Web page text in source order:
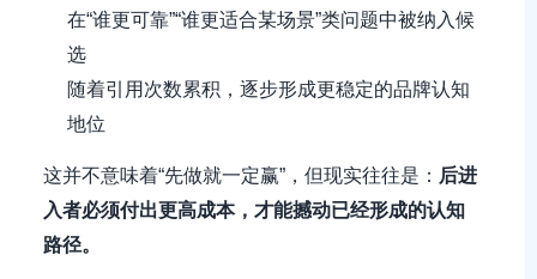
在“谁更可靠”“谁更适合某场景”类问题中被纳入候
选
随着引用次数累积，逐步形成更稳定的品牌认知
地位
这并不意味着“先做就一定赢”，但现实往往是： 后进
入者必须付出更高成本，才能撼动已经形成的认知
路径。